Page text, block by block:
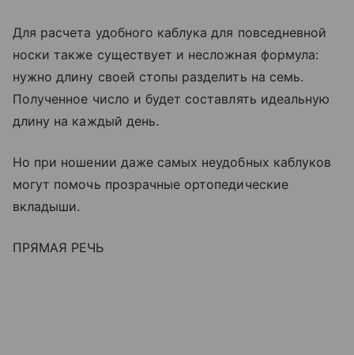
Для расчета удобного каблука для повседневной
носки также существует и несложная формула:
нужно длину своей стопы разделить на семь.
Полученное число и будет составлять идеальную
длину на каждый день.
Но при ношении даже самых неудобных каблуков
могут помочь прозрачные ортопедические
вкладыши.
ПРЯМАЯ РЕЧЬ